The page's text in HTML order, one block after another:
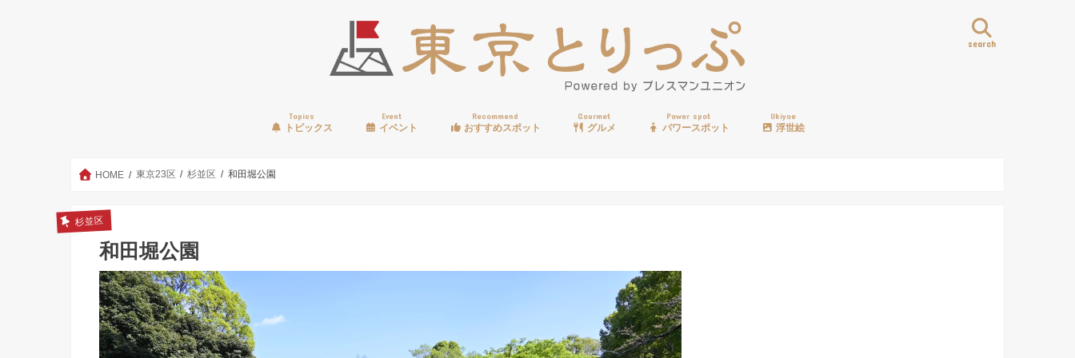
search
Topics
トピックス
Event
イベント
Recommend
おすすめスポット
Gourmet
グルメ
Power spot
パワースポット
Ukiyoe
浮世絵
HOME 東京23区 杉並区 和田堀公園
杉並区
和田堀公園